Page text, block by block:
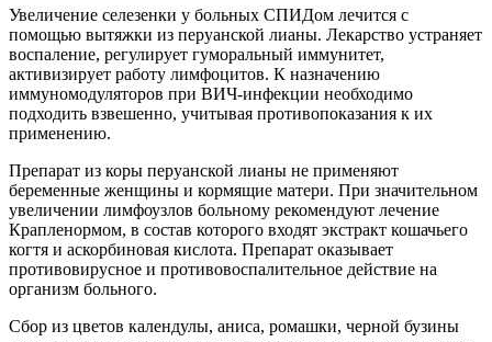
Увеличение селезенки у больных СПИДом лечится с
помощью вытяжки из перуанской лианы. Лекарство устраняет
воспаление, регулирует гуморальный иммунитет,
активизирует работу лимфоцитов. К назначению
иммуномодуляторов при ВИЧ-инфекции необходимо
подходить взвешенно, учитывая противопоказания к их
применению.
Препарат из коры перуанской лианы не применяют
беременные женщины и кормящие матери. При значительном
увеличении лимфоузлов больному рекомендуют лечение
Крапленормом, в состав которого входят экстракт кошачьего
когтя и аскорбиновая кислота. Препарат оказывает
противовирусное и противовоспалительное действие на
организм больного.
Сбор из цветов календулы, аниса, ромашки, черной бузины